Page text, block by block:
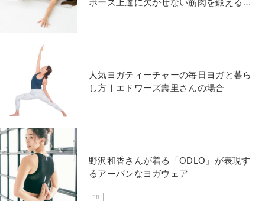
ポーズ上達に欠かせない筋肉を鍛える
人気ヨガティーチャーの毎日ヨガと暮ら
し方｜エドワーズ壽里さんの場合
野沢和香さんが着る「ODLO」が表現す
るアーバンなヨガウェア
PR